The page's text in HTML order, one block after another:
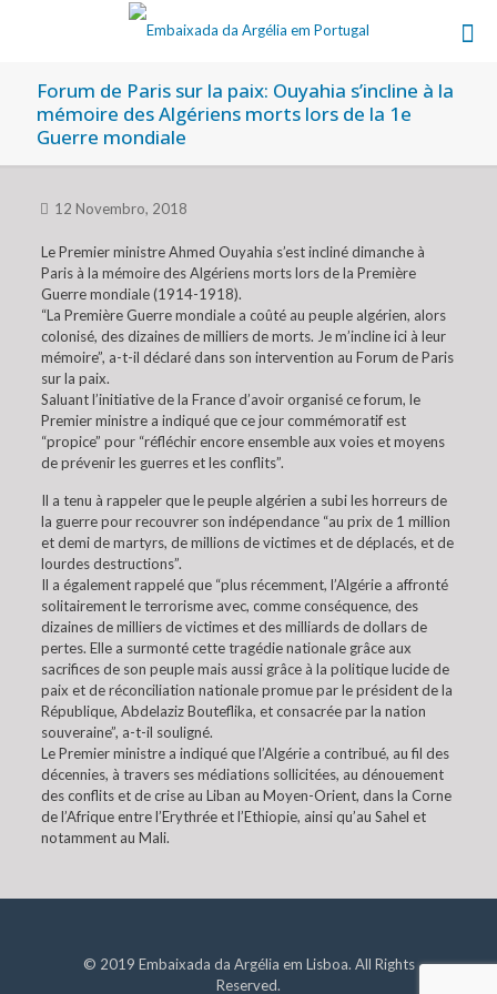
Forum de Paris sur la paix: Ouyahia s’incline à la
mémoire des Algériens morts lors de la 1e
Guerre mondiale
12 Novembro, 2018
Le Premier ministre Ahmed Ouyahia s’est incliné dimanche à
Paris à la mémoire des Algériens morts lors de la Première
Guerre mondiale (1914-1918).
“La Première Guerre mondiale a coûté au peuple algérien, alors
colonisé, des dizaines de milliers de morts. Je m’incline ici à leur
mémoire”, a-t-il déclaré dans son intervention au Forum de Paris
sur la paix.
Saluant l’initiative de la France d’avoir organisé ce forum, le
Premier ministre a indiqué que ce jour commémoratif est
“propice” pour “réfléchir encore ensemble aux voies et moyens
de prévenir les guerres et les conflits”.
Il a tenu à rappeler que le peuple algérien a subi les horreurs de
la guerre pour recouvrer son indépendance “au prix de 1 million
et demi de martyrs, de millions de victimes et de déplacés, et de
lourdes destructions”.
Il a également rappelé que “plus récemment, l’Algérie a affronté
solitairement le terrorisme avec, comme conséquence, des
dizaines de milliers de victimes et des milliards de dollars de
pertes. Elle a surmonté cette tragédie nationale grâce aux
sacrifices de son peuple mais aussi grâce à la politique lucide de
paix et de réconciliation nationale promue par le président de la
République, Abdelaziz Bouteflika, et consacrée par la nation
souveraine”, a-t-il souligné.
Le Premier ministre a indiqué que l’Algérie a contribué, au fil des
décennies, à travers ses médiations sollicitées, au dénouement
des conflits et de crise au Liban au Moyen-Orient, dans la Corne
de l’Afrique entre l’Erythrée et l’Ethiopie, ainsi qu’au Sahel et
notamment au Mali.
© 2019 Embaixada da Argélia em Lisboa. All Rights
Reserved.